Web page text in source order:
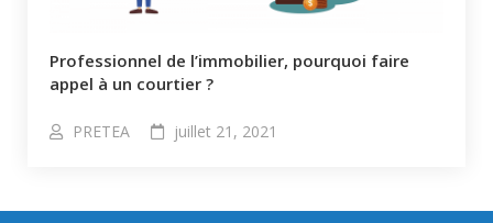
Professionnel de l’immobilier, pourquoi faire
appel à un courtier ?
PRETEA juillet 21, 2021